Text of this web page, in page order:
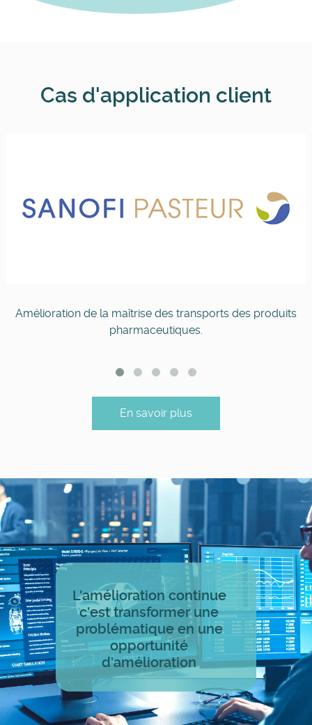
Cas d'application client
Amélioration de la maîtrise des transports des produits
pharmaceutiques.
En savoir plus
L'amélioration continue
c'est transformer une
problématique en une
opportunité
d'amélioration